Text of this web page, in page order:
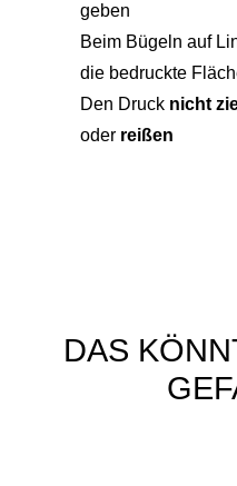
geben
Beim Bügeln auf
die bedruckte
Den Druck nicht
oder reißen
DAS